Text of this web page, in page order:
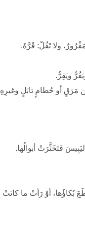
مَرَقٍ أو حُطامٍ تابَلٍ